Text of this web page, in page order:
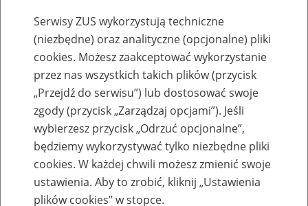
Szkolenia
Zaproś ZUS do siebie: Aktywni 50+
Serwisy ZUS wykorzystują techniczne
(niezbędne) oraz analityczne (opcjonalne) pliki
cookies. Możesz zaakceptować wykorzystanie
przez nas wszystkich takich plików (przycisk
„Przejdź do serwisu”) lub dostosować swoje
zgody (przycisk „Zarządzaj opcjami”). Jeśli
wybierzesz przycisk „Odrzuć opcjonalne”,
będziemy wykorzystywać tylko niezbędne pliki
cookies. W każdej chwili możesz zmienić swoje
ustawienia. Aby to zrobić, kliknij „Ustawienia
plików cookies” w stopce.